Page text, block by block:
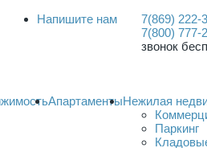
Напишите нам
7(869) 222-
7(800) 777-
звонок
АпартаментыНежилая
Паркинг